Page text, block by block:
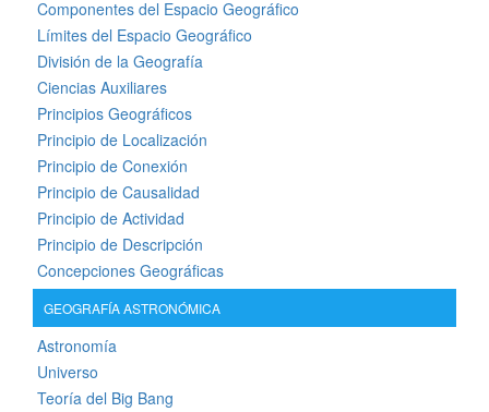
Componentes del Espacio Geográfico
Límites del Espacio Geográfico
División de la Geografía
Ciencias Auxiliares
Principios Geográficos
Principio de Localización
Principio de Conexión
Principio de Causalidad
Principio de Actividad
Principio de Descripción
Concepciones Geográficas
GEOGRAFÍA ASTRONÓMICA
Astronomía
Universo
Teoría del Big Bang